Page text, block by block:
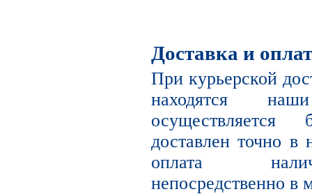
Доставка и
При курьерской
находятся
осуществляется
доставлен точно в
оплата
непосредственно в